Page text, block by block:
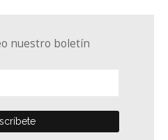
nuestro boletín